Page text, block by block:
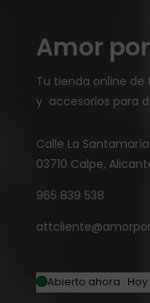
Amor por
Tu tienda online de
y accesorios para
Calle La
03710 Calpe,
965 839 538
Abierto ahora ·